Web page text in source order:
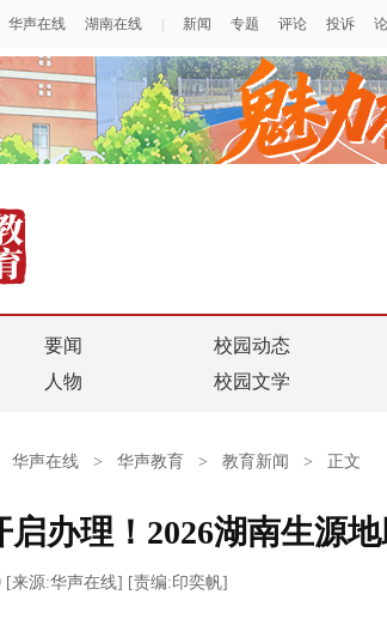
要闻 校园动态
人物
校园文学
华声在线 > 华声教育 > 教育新闻 > 正文
启办理！2026湖南生源
[来源:华声在线] [责编:印奕帆]